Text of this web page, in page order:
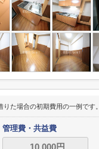
りた場合の初期費用の一例です。
管理費・共益費